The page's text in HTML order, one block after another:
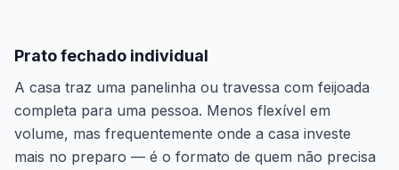
Prato fechado individual
A casa traz uma panelinha ou travessa com feijoada
completa para uma pessoa. Menos flexível em
volume, mas frequentemente onde a casa investe
mais no preparo — é o formato de quem não precisa